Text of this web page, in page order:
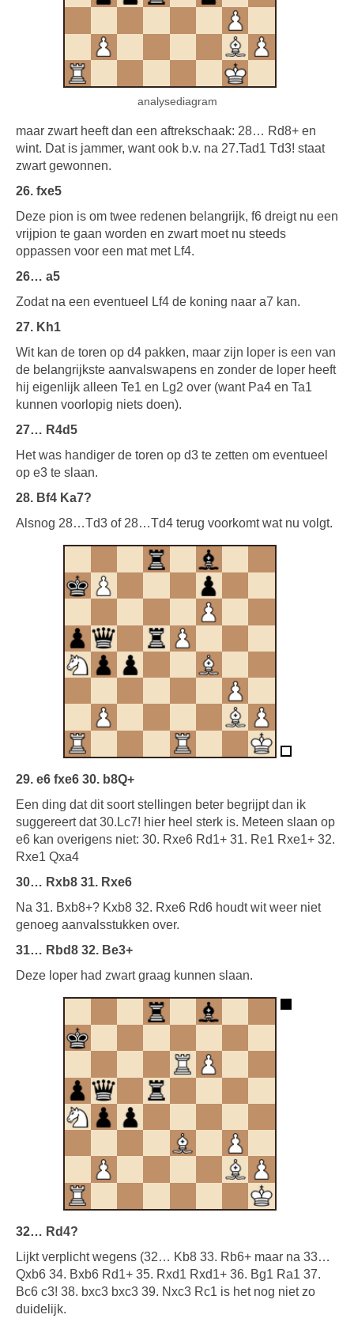
analysediagram
maar zwart heeft dan een aftrekschaak: 28… Rd8+ en
wint. Dat is jammer, want ook b.v. na 27.Tad1 Td3! staat
zwart gewonnen.
26. fxe5
Deze pion is om twee redenen belangrijk, f6 dreigt nu een
vrijpion te gaan worden en zwart moet nu steeds
oppassen voor een mat met Lf4.
26… a5
Zodat na een eventueel Lf4 de koning naar a7 kan.
27. Kh1
Wit kan de toren op d4 pakken, maar zijn loper is een van
de belangrijkste aanvalswapens en zonder de loper heeft
hij eigenlijk alleen Te1 en Lg2 over (want Pa4 en Ta1
kunnen voorlopig niets doen).
27… R4d5
Het was handiger de toren op d3 te zetten om eventueel
op e3 te slaan.
28. Bf4 Ka7?
Alsnog 28…Td3 of 28…Td4 terug voorkomt wat nu volgt.
29. e6 fxe6 30. b8Q+
Een ding dat dit soort stellingen beter begrijpt dan ik
suggereert dat 30.Lc7! hier heel sterk is. Meteen slaan op
e6 kan overigens niet: 30. Rxe6 Rd1+ 31. Re1 Rxe1+ 32.
Rxe1 Qxa4
30… Rxb8 31. Rxe6
Na 31. Bxb8+? Kxb8 32. Rxe6 Rd6 houdt wit weer niet
genoeg aanvalsstukken over.
31… Rbd8 32. Be3+
Deze loper had zwart graag kunnen slaan.
32… Rd4?
Lijkt verplicht wegens (32… Kb8 33. Rb6+ maar na 33…
Qxb6 34. Bxb6 Rd1+ 35. Rxd1 Rxd1+ 36. Bg1 Ra1 37.
Bc6 c3! 38. bxc3 bxc3 39. Nxc3 Rc1 is het nog niet zo
duidelijk.